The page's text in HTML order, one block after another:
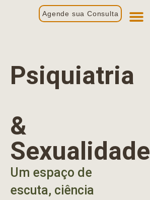
Agende sua Consulta
Psiquiatria
&
Sexualidade
Um espaço de
escuta, ciência